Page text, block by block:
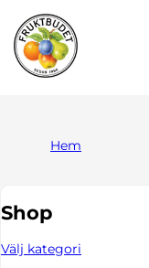
Hem
Shop
Välj kategori